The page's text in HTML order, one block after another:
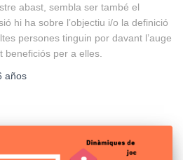
abast, sembla ser també el
hi ha sobre l’objectiu i/o la definició
persones tinguin por davant l’auge
beneficiós per a elles.
años